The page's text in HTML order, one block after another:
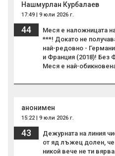
Нашмурлан Курбалаев
17:49 | 9 юли 2026 г.
44
Меся е наложницата
***! Докато не
най-редовно -
и Франция (2018)! Без
Меся е най-
анонимен
15:22 | 9 юли 2026 г.
43
Дежурната на линия
от яд лъжец долен,
никой вече не ти